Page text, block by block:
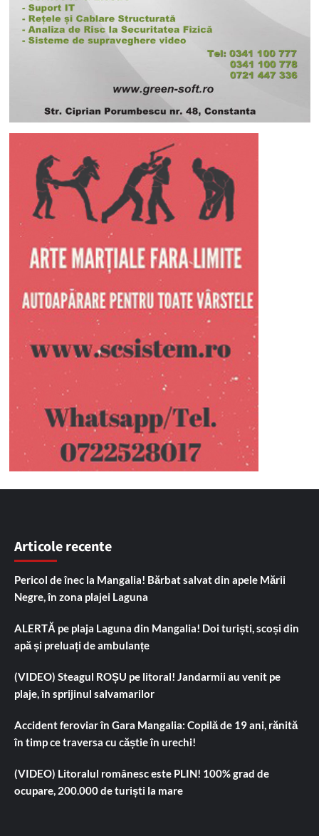
Articole recente
Pericol de înec la Mangalia! Bărbat salvat din apele Mării
Negre, în zona plajei Laguna
ALERTĂ pe plaja Laguna din Mangalia! Doi turiști, scoși din
apă și preluați de ambulanțe
(VIDEO) Steagul ROȘU pe litoral! Jandarmii au venit pe
plaje, în sprijinul salvamarilor
Accident feroviar în Gara Mangalia: Copilă de 19 ani, rănită
în timp ce traversa cu căștie în urechi!
(VIDEO) Litoralul românesc este PLIN! 100% grad de
ocupare, 200.000 de turiști la mare